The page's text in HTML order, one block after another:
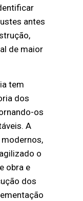
antes
de maior
tem
dos
os
A
o
obra e
dos